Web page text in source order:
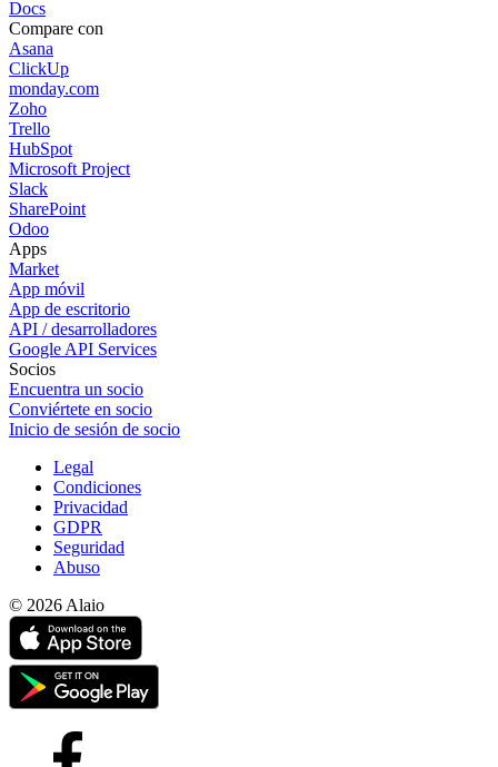
Docs
Compare con
Asana
ClickUp
monday.com
Zoho
Trello
HubSpot
Microsoft Project
Slack
SharePoint
Odoo
Apps
Market
App móvil
App de escritorio
API / desarrolladores
Google API Services
Socios
Encuentra un socio
Conviértete en socio
Inicio de sesión de socio
Legal
Condiciones
Privacidad
GDPR
Seguridad
Abuso
© 2026 Alaio